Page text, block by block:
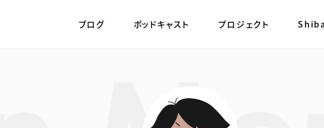
ブログ ポッドキャスト プロジェクト